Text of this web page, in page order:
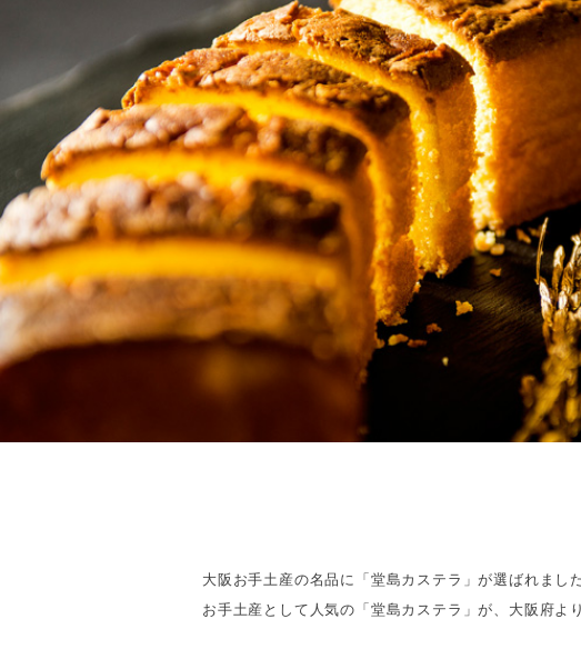
大阪お手土産の名品に「堂島カステラ」が選ばれまし
お手土産として人気の「堂島カステラ」が、大阪府よ